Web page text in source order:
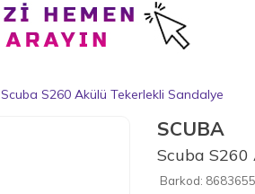
Scuba S260 Akülü Tekerlekli Sandalye
SCUBA
Scuba
Barkod: